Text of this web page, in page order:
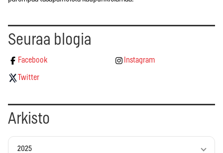
Seuraa blogia
Facebook Instagram
Twitter
Arkisto
2025